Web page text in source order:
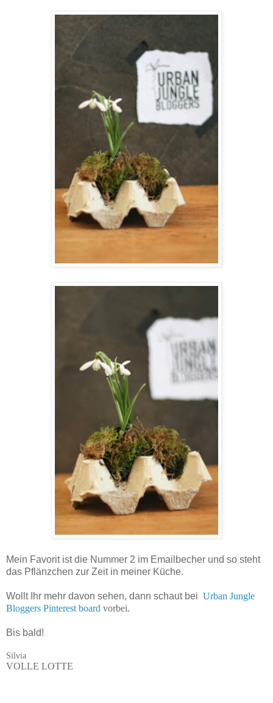
Mein Favorit ist die Nummer 2 im Emailbecher und so steht
das Pflänzchen zur Zeit in meiner Küche.
Wollt Ihr mehr davon sehen, dann schaut bei Urban Jungle
Bloggers Pinterest board vorbei.
Bis bald!
Silvia
VOLLE LOTTE